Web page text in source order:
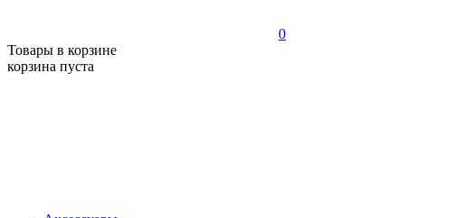
0
Товары в корзине
корзина пуста